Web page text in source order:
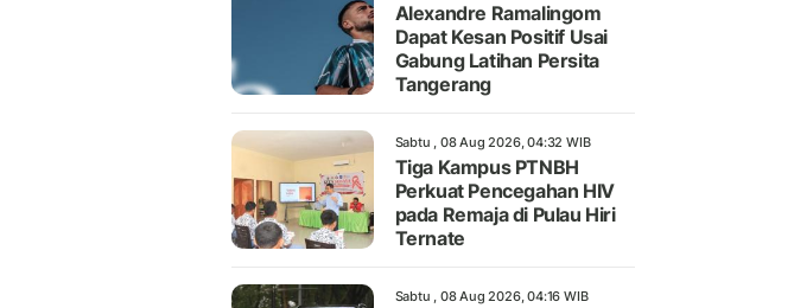
Alexandre Ramalingom
Dapat Kesan Positif Usai
Gabung Latihan Persita
Tangerang
Sabtu , 08 Aug 2026, 04:32 WIB
Tiga Kampus PTNBH
Perkuat Pencegahan HIV
pada Remaja di Pulau Hiri
Ternate
Sabtu , 08 Aug 2026, 04:16 WIB